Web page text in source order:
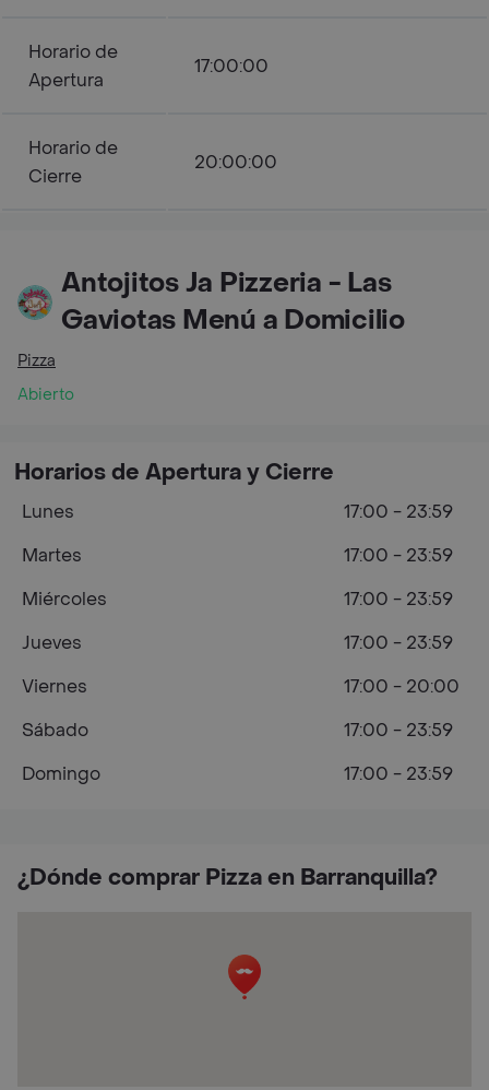
Horario de
Apertura
17:00:00
Horario de
Cierre
20:00:00
Antojitos Ja Pizzeria - Las
Gaviotas Menú a Domicilio
Pizza
Abierto
¿Dónde comprar Pizza en Barranquilla?
Horarios de Apertura y Cierre
Lunes
17:00 - 23:59
Martes
17:00 - 23:59
Miércoles
17:00 - 23:59
Jueves
17:00 - 23:59
Viernes
17:00 - 20:00
Sábado
17:00 - 23:59
Domingo
17:00 - 23:59